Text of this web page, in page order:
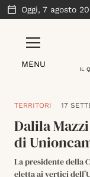
Oggi, 7 agosto
MENU
IL
TERRITORI 17
Dalila
di
La presidente della
eletta ai vertici